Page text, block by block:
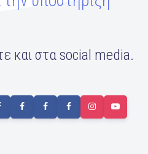
και στα social media.